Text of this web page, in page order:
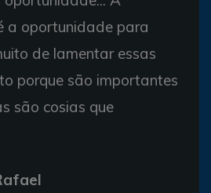
a oportunidade para
de lamentar essas
porque são importantes
são cosias que